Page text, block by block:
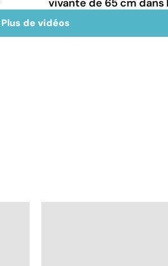
vivante de 65 cm dans
Plus de vidéos